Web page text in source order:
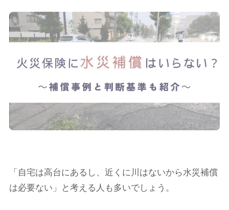
「自宅は高台にあるし、近くに川はないから水災補償
は必要ない」と考える人も多いでしょう。